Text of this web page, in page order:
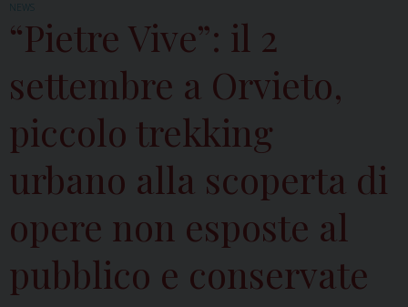
NEWS
“Pietre Vive”: il 2
settembre a Orvieto,
piccolo trekking
urbano alla scoperta di
opere non esposte al
pubblico e conservate